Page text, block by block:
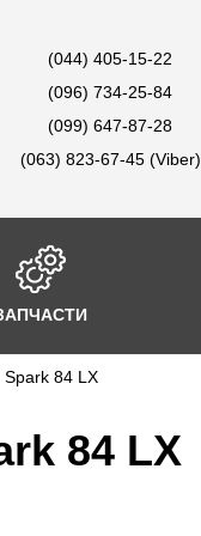
(044) 405-15-22
(096) 734-25-84
(099) 647-87-28
(063) 823-67-45 (Viber)
Spark 84 LX
84 LX